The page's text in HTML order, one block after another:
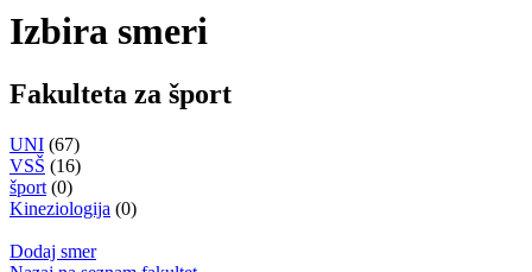
Izbira smeri
Fakulteta za šport
UNI (67)
VSŠ (16)
šport (0)
Kineziologija (0)
Dodaj smer